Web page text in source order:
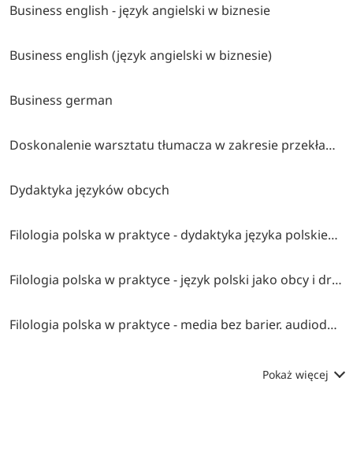
Business english - język angielski w biznesie
Business english (język angielski w biznesie)
Business german
Doskonalenie warsztatu tłumacza w zakresie przekładu pisemnego
Dydaktyka języków obcych
Filologia polska w praktyce - dydaktyka języka polskiego jako obcego
Filologia polska w praktyce - język polski jako obcy i drugi w pracy z dzieckiem
Filologia polska w praktyce - media bez barier. audiodeskrypcja (ad i napisy dla niesłyszących
Pokaż więcej